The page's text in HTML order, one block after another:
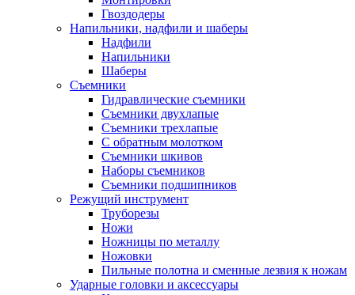
Гвоздодеры
Напильники, надфили и шаберы
Надфили
Напильники
Шаберы
Съемники
Гидравлические съемники
Съемники двухлапые
Съемники трехлапые
С обратным молотком
Съемники шкивов
Наборы съемников
Съемники подшипников
Режущий инструмент
Труборезы
Ножи
Ножницы по металлу
Ножовки
Пильные полотна и сменные лезвия к ножам
Ударные головки и аксессуары